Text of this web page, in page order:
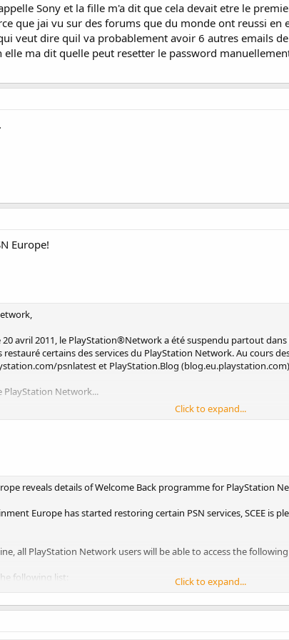
Sony et la fille m'a dit que cela devait etre le
que jai vu sur des forums que du monde ont reussi
veut dire quil va probablement avoir 6 autres emails
elle ma dit quelle peut resetter le password
Europe!
avril 2011, le PlayStation®Network a été suspendu partout
certains des services du PlayStation Network. Au cours
psnlatest et PlayStation.Blog
PlayStation Network...
introduit une mesure de sécurité qui vous obligera à modifier le
ps3psn. Vous pouvez également modifier votre
à partir de votre PC. Cette manœuvre ne devrait vous
étape mis à votre disposition sur eu.playstation.com/psppsn.
pendant l'interruption des services du PSN, nous mettrons
des jeux à télécharger gratuitement ainsi qu'un
sera disponible, nous publierons la liste complète des offres
fois de plus pour votre patience et votre soutien tandis que nos
dernières nouvelles, rendez-vous sur eu.playstation.com/
Click to expand...
reveals details of Welcome Back programme for PlayStation
Europe has started restoring certain PSN services, SCEE is
all PlayStation Network users will be able to access the
following list:
Click to expand...